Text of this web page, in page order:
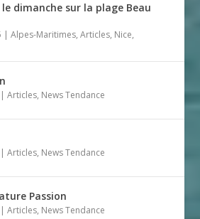
dimanche sur la plage Beau
|Alpes-Maritimes,Articles, Nice,
|Articles, News Tendance
|Articles, News Tendance
Passion
|Articles, News Tendance